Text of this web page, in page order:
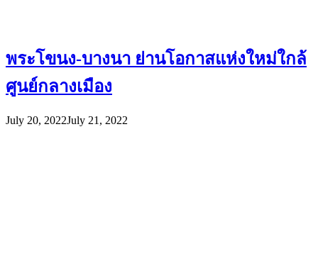
พระโขนง-บางนา ย่านโอกาสแห่งใหม่ใกล้
ศูนย์กลางเมือง
July 20, 2022July 21, 2022